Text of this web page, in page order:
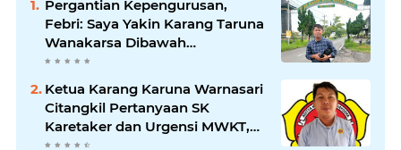
Pergantian Kepengurusan,
Febri: Saya Yakin Karang Taruna
Wanakarsa Dibawah
Kepemimpinan Bung Entus
Ketua Karang Karuna Warnasari
Citangkil Pertanyaan SK
Karetaker dan Urgensi MWKT,
Saat Suasana Berduka